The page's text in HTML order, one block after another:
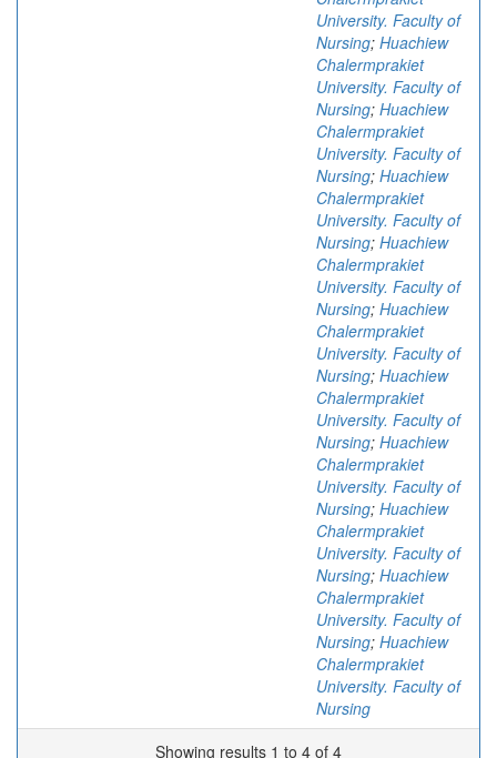
University. Faculty of
Nursing; Huachiew
Chalermprakiet
University. Faculty of
Nursing; Huachiew
Chalermprakiet
University. Faculty of
Nursing; Huachiew
Chalermprakiet
University. Faculty of
Nursing; Huachiew
Chalermprakiet
University. Faculty of
Nursing; Huachiew
Chalermprakiet
University. Faculty of
Nursing; Huachiew
Chalermprakiet
University. Faculty of
Nursing; Huachiew
Chalermprakiet
University. Faculty of
Nursing; Huachiew
Chalermprakiet
University. Faculty of
Nursing; Huachiew
Chalermprakiet
University. Faculty of
Nursing; Huachiew
Chalermprakiet
University. Faculty of
Nursing
Showing results 1 to 4 of 4